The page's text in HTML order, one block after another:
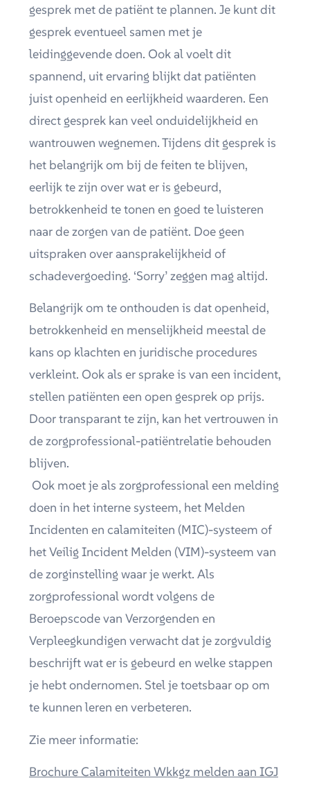
gesprek met de patiënt te plannen. Je kunt dit
gesprek eventueel samen met je
leidinggevende doen. Ook al voelt dit
spannend, uit ervaring blijkt dat patiënten
juist openheid en eerlijkheid waarderen. Een
direct gesprek kan veel onduidelijkheid en
wantrouwen wegnemen. Tijdens dit gesprek is
het belangrijk om bij de feiten te blijven,
eerlijk te zijn over wat er is gebeurd,
betrokkenheid te tonen en goed te luisteren
naar de zorgen van de patiënt. Doe geen
uitspraken over aansprakelijkheid of
schadevergoeding. ‘Sorry’ zeggen mag altijd.
Belangrijk om te onthouden is dat openheid,
betrokkenheid en menselijkheid meestal de
kans op klachten en juridische procedures
verkleint. Ook als er sprake is van een incident,
stellen patiënten een open gesprek op prijs.
Door transparant te zijn, kan het vertrouwen in
de zorgprofessional-patiëntrelatie behouden
blijven.
Ook moet je als zorgprofessional een melding
doen in het interne systeem, het Melden
Incidenten en calamiteiten (MIC)-systeem of
het Veilig Incident Melden (VIM)-systeem van
de zorginstelling waar je werkt. Als
zorgprofessional wordt volgens de
Beroepscode van Verzorgenden en
Verpleegkundigen verwacht dat je zorgvuldig
beschrijft wat er is gebeurd en welke stappen
je hebt ondernomen. Stel je toetsbaar op om
te kunnen leren en verbeteren.
Zie meer informatie:
Brochure Calamiteiten Wkkgz melden aan IGJ